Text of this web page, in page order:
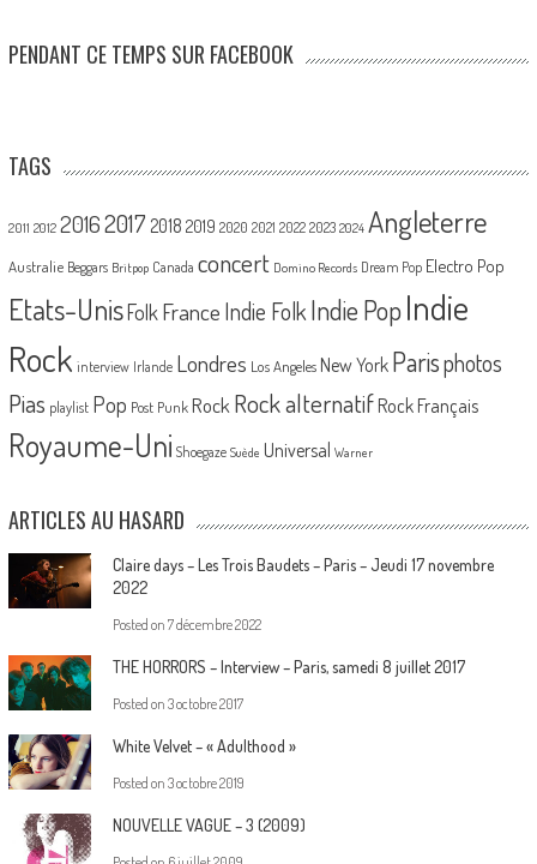
PENDANT CE TEMPS SUR FACEBOOK
TAGS
2011 2012 20162017 2018 2019 2020 2021 2022 2023 2024 Angleterre
Australie Beggars Britpop Canada concert Domino Records Dream Pop Electro Pop
Etats-UnisFolk France Indie FolkIndie PopIndie
Rock interview Irlande Londres Los Angeles New York Parisphotos
Pias playlist Pop Post Punk Rock Rock alternatif Rock Français
Royaume-Uni Shoegaze Suède Universal Warner
ARTICLES AU HASARD
Claire days – Les Trois Baudets – Paris – Jeudi 17 novembre
2022
Posted on 7 décembre 2022
THE HORRORS – Interview – Paris, samedi 8 juillet 2017
Posted on 3 octobre 2017
White Velvet – « Adulthood »
Posted on 3 octobre 2019
NOUVELLE VAGUE – 3 (2009)